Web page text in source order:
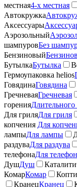
местная4-х местная
Автокружка
Аксессуары
Аэрозольный
шампуровБез
Бензиновый
БутылкаБутылка
Гермоупаковка helios
ГовядинаГовядина
ГречневаяГречневая
горенияДлительного
Для гриляДля гриля
копчения Для
лампыДля лампы
раздуваДля раздува
телефонаДля
ДушДуш
КомарКомар
КранецКранец